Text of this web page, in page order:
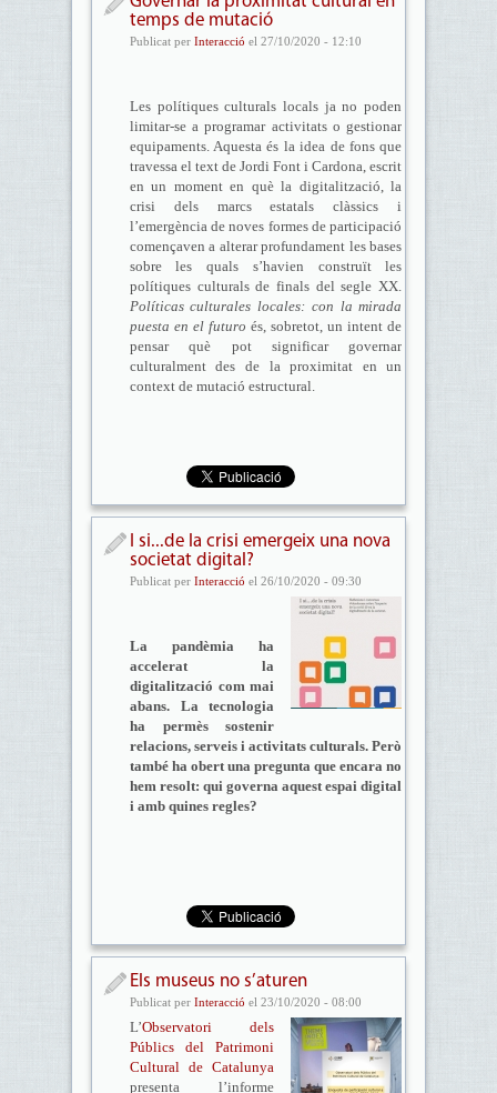
temps de mutació
Publicat per Interacció el 27/10/2020 - 12:10
Les polítiques culturals locals ja no poden
limitar-se a programar activitats o gestionar
equipaments. Aquesta és la idea de fons que
travessa el text de Jordi Font i Cardona, escrit
en un moment en què la digitalització, la
crisi dels marcs estatals clàssics i
l’emergència de noves formes de participació
començaven a alterar profundament les bases
sobre les quals s’havien construït les
polítiques culturals de finals del segle XX.
Políticas culturales locales: con la mirada
puesta en el futuro és, sobretot, un intent de
pensar què pot significar governar
culturalment des de la proximitat en un
context de mutació estructural.
I si...de la crisi emergeix una nova
societat digital?
Publicat per Interacció el 26/10/2020 - 09:30
La pandèmia ha
accelerat la
digitalització com mai
abans. La tecnologia
ha permès sostenir
relacions, serveis i activitats culturals. Però
també ha obert una pregunta que encara no
hem resolt: qui governa aquest espai digital
i amb quines regles?
Els museus no s’aturen
Publicat per Interacció el 23/10/2020 - 08:00
L’Observatori dels
Públics del Patrimoni
Cultural de Catalunya
presenta l’informe